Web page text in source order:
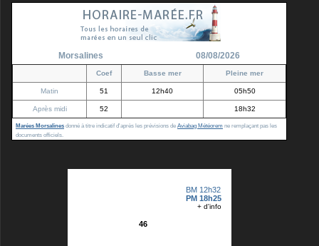
Morsalines 08/08/2026
Coef Basse mer Pleine mer
Matin 51 12h40 05h50
Après midi 52 18h32
Marées Morsalines donné à titre indicatif d'après les prévisions de Aviabag Météorem ne remplaçant pas les
documents officiels.